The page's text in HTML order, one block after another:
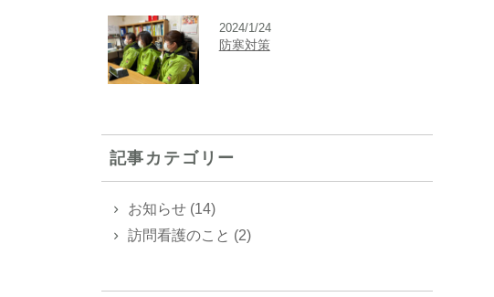
2024/1/24
防寒対策
記事カテゴリー
お知らせ (14)
訪問看護のこと (2)